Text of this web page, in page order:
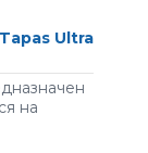
Ultra
нa